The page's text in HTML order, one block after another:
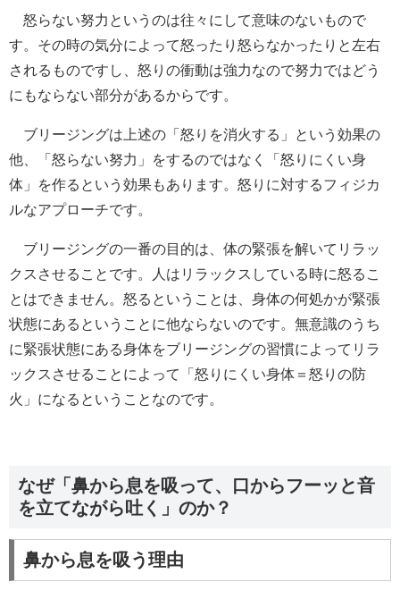
怒らない努力というのは往々にして意味のないもので
す。その時の気分によって怒ったり怒らなかったりと左右
されるものですし、怒りの衝動は強力なので努力ではどう
にもならない部分があるからです。
ブリージングは上述の「怒りを消火する」という効果の
他、「怒らない努力」をするのではなく「怒りにくい身
体」を作るという効果もあります。怒りに対するフィジカ
ルなアプローチです。
ブリージングの一番の目的は、体の緊張を解いてリラッ
クスさせることです。人はリラックスしている時に怒るこ
とはできません。怒るということは、身体の何処かが緊張
状態にあるということに他ならないのです。無意識のうち
に緊張状態にある身体をブリージングの習慣によってリラ
ックスさせることによって「怒りにくい身体＝怒りの防
火」になるということなのです。
なぜ「鼻から息を吸って、口からフーッと音
を立てながら吐く」のか？
鼻から息を吸う理由